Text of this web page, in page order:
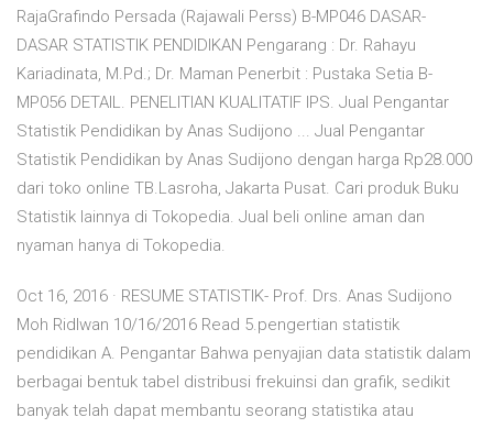
RajaGrafindo Persada (Rajawali Perss) B-MP046 DASAR-
DASAR STATISTIK PENDIDIKAN Pengarang : Dr. Rahayu
Kariadinata, M.Pd.; Dr. Maman Penerbit : Pustaka Setia B-
MP056 DETAIL. PENELITIAN KUALITATIF IPS. Jual Pengantar
Statistik Pendidikan by Anas Sudijono ... Jual Pengantar
Statistik Pendidikan by Anas Sudijono dengan harga Rp28.000
dari toko online TB.Lasroha, Jakarta Pusat. Cari produk Buku
Statistik lainnya di Tokopedia. Jual beli online aman dan
nyaman hanya di Tokopedia.
Oct 16, 2016 · RESUME STATISTIK- Prof. Drs. Anas Sudijono
Moh Ridlwan 10/16/2016 Read 5.pengertian statistik
pendidikan A. Pengantar Bahwa penyajian data statistik dalam
berbagai bentuk tabel distribusi frekuinsi dan grafik, sedikit
banyak telah dapat membantu seorang statistika atau